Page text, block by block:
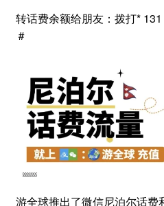
转话费余额给朋友：拨打*
＃
游全球推出了微信尼泊尔话费